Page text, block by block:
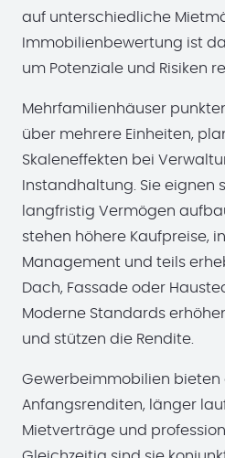
auf unterschiedliche
Immobilienbewertung ist
um Potenziale und Risiken
Mehrfamilienhäuser
über mehrere Einheiten,
Skaleneffekten bei
Instandhaltung. Sie eignen
langfristig Vermögen
stehen höhere Kaufpreise,
Management und teils
Dach, Fassade oder
Moderne Standards
und stützen die Rendite.
Gewerbeimmobilien bieten
Anfangsrenditen, länger
Mietverträge und